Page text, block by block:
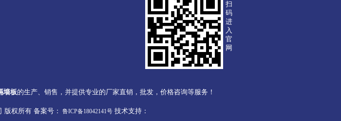
扫
码
进
入
官
网
墙板的生产、销售，并提供专业的厂家直销，批发，价格咨询等服务！
权所有 备案号： 鲁ICP备18042141号技术支持：